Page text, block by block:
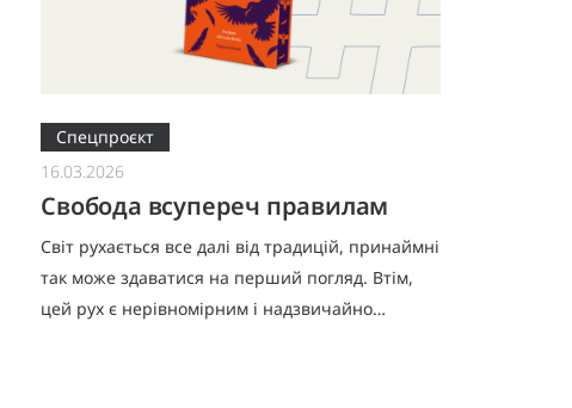
Спецпроєкт
16.03.2026
Свобода всупереч правилам
Світ рухається все далі від традицій, принаймні
так може здаватися на перший погляд. Втім,
цей рух є нерівномірним і надзвичайно